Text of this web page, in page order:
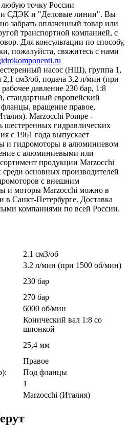
любую точку России
СДЭК и "Деловые линии". Вы
забрать оплаченный товар или
транспортной компанией, с
Для консультации по способу,
пожалуйста, свяжитесь с нами
насос (НШ), группа 1,
см3/об, подача 3,2 л/мин (при
давление 230 бар, 1:8
стандартный европейский
вращение правое,
Marzocchi Pompe -
шестеренных гидравлических
с 1961 года выпускает
и гидромоторы в алюминиевом
с алюминиевыми или
продукции Marzocchi
основных производителей
с внешним
и моторы Marzocchi можно в
в Санкт-Петербурге. Доставка
компаниями по всей России.
2.1 см3/об
3.2 л/мин (при 1500 об/мин)
230 бар
270 бар
6000 об/мин
Конический вал 1:8 со
шпонкой
25,4 мм
Правое
Под фланцы
1
Marzocchi (Италия)